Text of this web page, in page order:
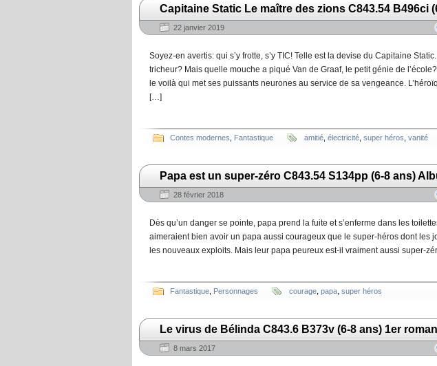
Capitaine Static Le maître des zions C843.54 B496ci
22 janvier 2019
Soyez-en avertis: qui s’y frotte, s’y TIC! Telle est la devise du Capitaine
tricheur? Mais quelle mouche a piqué Van de Graaf, le petit génie de
le voilà qui met ses puissants neurones au service de sa vengeance.
[…]
Contes modernes Fantastique amitié électricité super héros vanité
Papa est un super-zéro C843.54 S134pp (6-8 ans)
28 février 2018
Dès qu’un danger se pointe, papa prend la fuite et s’enferme dans les
aimeraient bien avoir un papa aussi courageux que le super-héros dont les
les nouveaux exploits. Mais leur papa peureux est-il vraiment aussi super-
Fantastique Personnages courage papa super héros
Le virus de Bélinda C843.6 B373v (6-8 ans) 1er roman
8 mars 2017